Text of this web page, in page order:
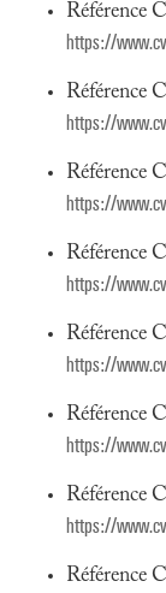
Référence
https://
Référence
https://
Référence
https://
Référence
https://
Référence
https://
Référence
https://
Référence
https://
Référence